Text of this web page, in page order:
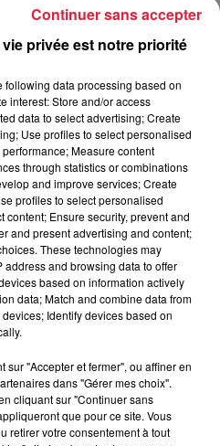
2021 à 0h00
(67)
privée est notre priorité
following data processing based on
interest: Store and/or access
data to select advertising; Create
Use profiles to select personalised
Measure content
through statistics or combinations
and improve services; Create
profiles to select personalised
content; Ensure security, prevent and
and present advertising and content;
These technologies may
and browsing data to offer
based on information actively
data; Match and combine data from
Identify devices based on
sur "Accepter et fermer", ou affiner en
dans "Gérer mes choix".
cliquant sur "Continuer sans
que pour ce site. Vous
retirer votre consentement à tout
Continuer sans accepter